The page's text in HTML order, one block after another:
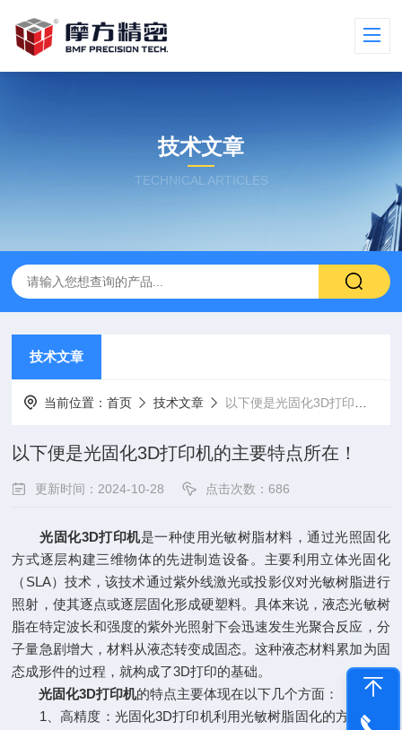
技术文章
TECHNICAL ARTICLES
技术文章
当前位置：首页 技术文章 以下便是光固化3D打印机的主要特点所在！
以下便是光固化3D打印机的主要特点所在！
更新时间：2024-10-28 点击次数：686
光固化3D打印机是一种使用光敏树脂材料，通过光照固化
方式逐层构建三维物体的先进制造设备。主要利用立体光固化
（SLA）技术，该技术通过紫外线激光或投影仪对光敏树脂进行
照射，使其逐点或逐层固化形成硬塑料。具体来说，液态光敏树
脂在特定波长和强度的紫外光照射下会迅速发生光聚合反应，分
子量急剧增大，材料从液态转变成固态。这种液态材料累加为固
态成形件的过程，就构成了3D打印的基础。
光固化3D打印机的特点主要体现在以下几个方面：
1、高精度：光固化3D打印机利用光敏树脂固化的方式制造